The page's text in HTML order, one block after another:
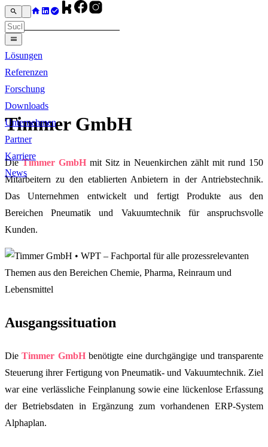
Lösungen
Referenzen
Forschung
Downloads
Unternehmen
Partner
Karriere
News
Timmer GmbH
DieTimmer GmbH mit Sitz in Neuenkirchen zählt mit rund 150
Mitarbeitern zu den etablierten Anbietern in der Antriebstechnik.
Das Unternehmen entwickelt und fertigt Produkte aus den
Bereichen Pneumatik und Vakuumtechnik für anspruchsvolle
Kunden.
Ausgangssituation
DieTimmer GmbHbenötigte eine durchgängige und transparente
Steuerung ihrer Fertigung von Pneumatik- und Vakuumtechnik. Ziel
war eine verlässliche Feinplanung sowie eine lückenlose Erfassung
der Betriebsdaten in Ergänzung zum vorhandenen ERP-System
Alphaplan.